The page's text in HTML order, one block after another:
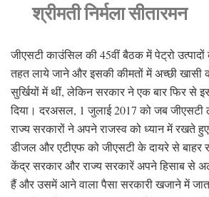
श्रीमती निर्मला सीतारमन
जीएसटी काउंसिल की 45वीं बैठक में पेट्रो
तहत लाये जाने और इसकी कीमतों में अच्छी खासी
सुर्खियों में थीं, लेकिन सरकार ने एक बार फिर से
दिया। दरअसल, 1 जुलाई 2017 को जब
राज्य सरकारों ने अपने राजस्व को ध्यान में रखते
डीजल और एटीएफ को जीएसटी के दायरे से बाहर
केंद्र सरकार और राज्य सरकारें अपने हिसाब से
हैं और उसमें आने वाला पैसा सरकारी खजाने में